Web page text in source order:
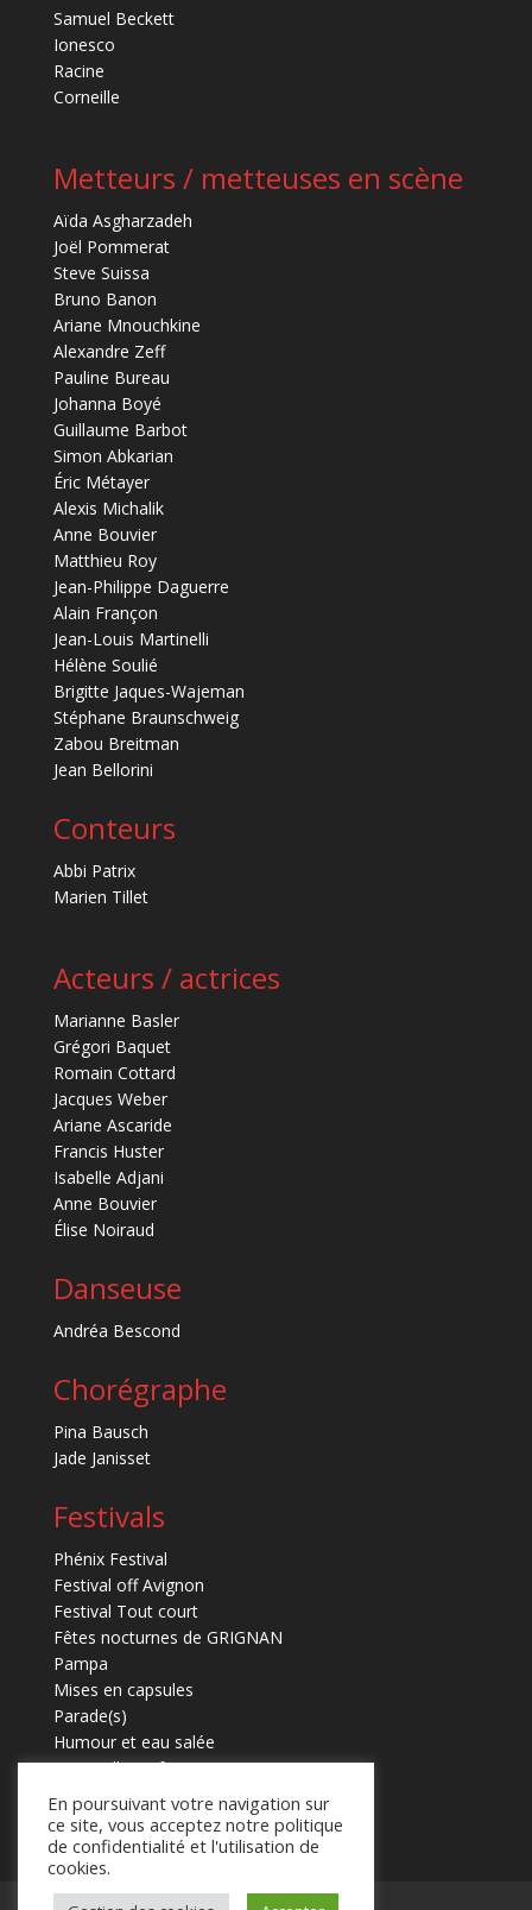
Samuel Beckett
Ionesco
Racine
Corneille
Metteurs / metteuses en scène
Aïda Asgharzadeh
Joël Pommerat
Steve Suissa
Bruno Banon
Ariane Mnouchkine
Alexandre Zeff
Pauline Bureau
Johanna Boyé
Guillaume Barbot
Simon Abkarian
Éric Métayer
Alexis Michalik
Anne Bouvier
Matthieu Roy
Jean-Philippe Daguerre
Alain Françon
Jean-Louis Martinelli
Hélène Soulié
Brigitte Jaques-Wajeman
Stéphane Braunschweig
Zabou Breitman
Jean Bellorini
Conteurs
Abbi Patrix
Marien Tillet
Acteurs / actrices
Marianne Basler
Grégori Baquet
Romain Cottard
Jacques Weber
Ariane Ascaride
Francis Huster
Isabelle Adjani
Anne Bouvier
Élise Noiraud
Danseuse
Andréa Bescond
Chorégraphe
Pina Bausch
Jade Janisset
Festivals
Phénix Festival
Festival off Avignon
Festival Tout court
Fêtes nocturnes de GRIGNAN
Pampa
Mises en capsules
Parade(s)
Humour et eau salée
Marmaille en fugues
En poursuivant votre navigation sur
ce site, vous acceptez notre politique
de confidentialité et l'utilisation de
cookies.